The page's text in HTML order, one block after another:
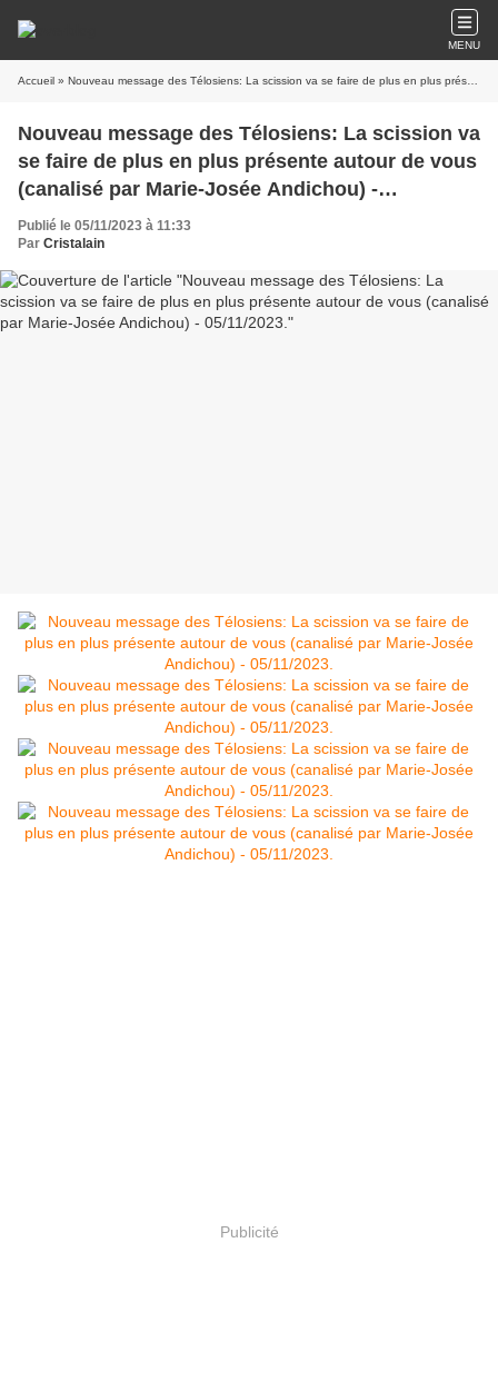
MENU
Accueil » Nouveau message des Télosiens: La scission va se faire de plus en plus présente autour de vous (canalisé par Marie-Josée Andichou) - 05/11/2023.
Nouveau message des Télosiens: La scission va
se faire de plus en plus présente autour de vous
(canalisé par Marie-Josée Andichou) -
05/11/2023.
Publié le 05/11/2023 à 11:33
Par Cristalain
Publicité